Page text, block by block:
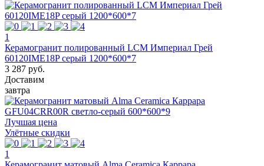
1
Керамогранит полированный LCM Империал Грей
60120IME18P серый 1200*600*7
3 287 руб.
Доставим
завтра
Лучшая цена
Улётные скидки
1